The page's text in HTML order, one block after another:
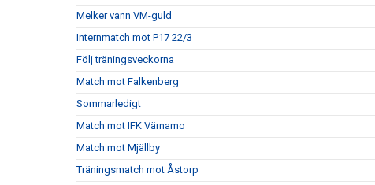
Melker vann VM-guld
Internmatch mot P17 22/3
Följ träningsveckorna
Match mot Falkenberg
Sommarledigt
Match mot IFK Värnamo
Match mot Mjällby
Träningsmatch mot Åstorp